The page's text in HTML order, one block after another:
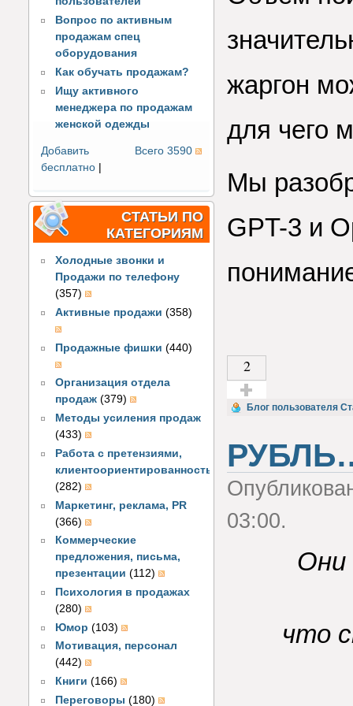
Вопрос по активным
продажам спец
оборудования
Как обучать продажам?
Ищу активного
менеджера по продажам
женской одежды
Всего 3590
Добавить
бесплатно |
СТАТЬИ ПО
КАТЕГОРИЯМ
Холодные звонки и
Продажи по телефону
(357)
Активные продажи (358)
Продажные фишки (440)
Организация отдела
продаж (379)
Методы усиления продаж
(433)
Работа с претензиями,
клиентоориентированность
(282)
Маркетинг, реклама, PR
(366)
Коммерческие
предложения, письма,
презентации (112)
Психология в продажах
(280)
Юмор (103)
Мотивация, персонал
(442)
Книги (166)
Переговоры (180)
жаргон
для чего
Мы
GPT-3 и
2
Голос за!
Блог пользователя
03:00.
Они
что